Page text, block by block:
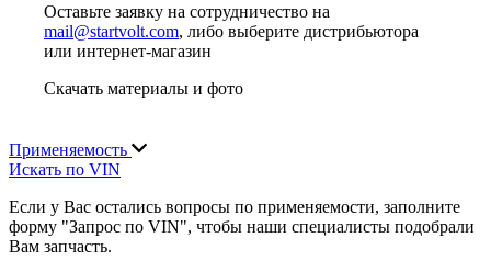
Оставьте заявку на сотрудничество на
mail@startvolt.com, либо выберите дистрибьютора
или интернет-магазин
Скачать материалы и фото
Применяемость
Искать по VIN
Если у Вас остались вопросы по применяемости, заполните
форму "Запрос по VIN", чтобы наши специалисты подобрали
Вам запчасть.